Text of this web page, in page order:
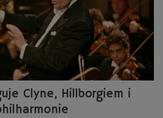
Clyne, Hillborgiem i